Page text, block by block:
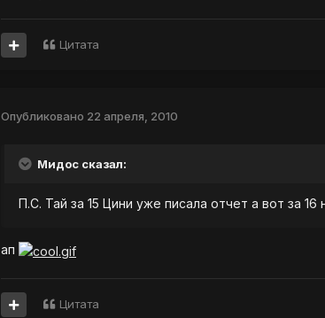
Цитата
Опубликовано 22 апреля, 2010
Мидос сказал:
П.С. Тай за 15 Цини уже писала отчет а вот за 16
ап
Цитата